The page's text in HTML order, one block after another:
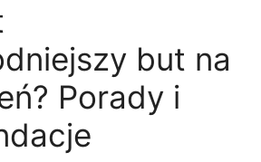
but na
Porady i